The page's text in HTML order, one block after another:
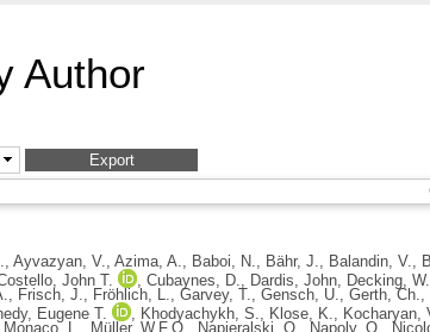
Author
, Ayvazyan, V., Azima, A., Baboi, N., Bähr, J., Balandin, V.,
John T. , Cubaynes, D., Dardis, John, Decking, W.
, Frisch, J., Fröhlich, L., Garvey, T., Gensch, U., Gerth, Ch.,
Eugene T. , Khodyachykh, S., Klose, K., Kocharyan,
Monaco, L., Müller, W.F.O., Napieralski, O., Napoly, O.,